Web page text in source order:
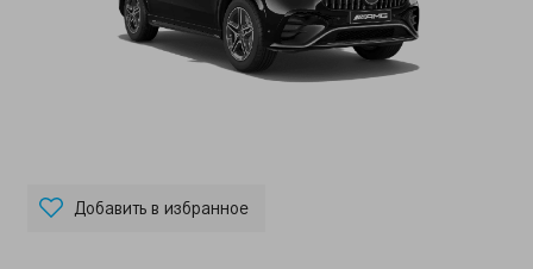
Добавить в избранное